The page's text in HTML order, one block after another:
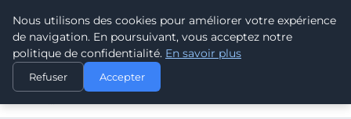
CLIMATE GUARDIAN
ACCUEIL
CHANGEMENTS CLIMATIQUES
COMMENT RÉDUIRE SON EMPREINTE CARBONE APRÈS UN
Nous utilisons des cookies pour améliorer votre expérience
de navigation. En poursuivant, vous acceptez notre
politique de confidentialité. En savoir plus
Refuser Accepter